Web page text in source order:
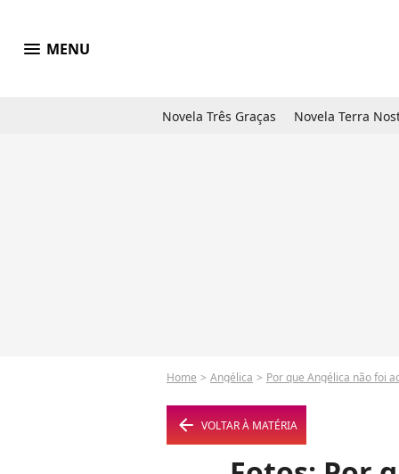
menu MENU
Novela Três Graças Novela Terra
Home Angélica Por que Angélica não foi
arrow_left VOLTAR À MATÉRIA